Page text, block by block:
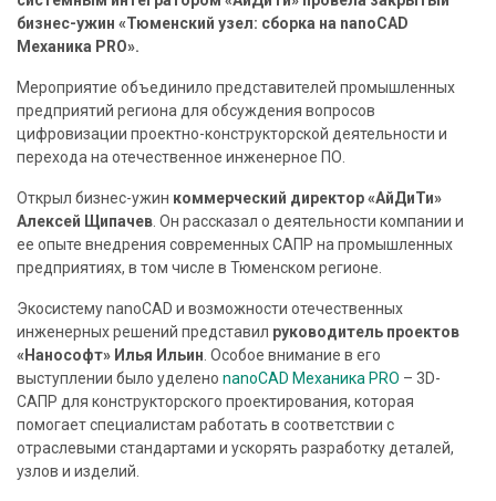
е
О
б
у
е
н
и
А
к
ц
и
и
бизнес-ужин «Тюменский узел: сборка на nanoCAD
Механика PRO».
Мероприятие объединило представителей промышленных
предприятий региона для обсуждения вопросов
цифровизации проектно-конструкторской деятельности и
перехода на отечественное инженерное ПО.
Открыл бизнес-ужин коммерческий директор «АйДиТи»
Алексей Щипачев . Он рассказал о деятельности компании и
ее опыте внедрения современных САПР на промышленных
предприятиях, в том числе в Тюменском регионе.
Экосистему nanoCAD и возможности отечественных
инженерных решений представил руководитель проектов
«Нанософт» Илья Ильин . Особое внимание в его
выступлении было уделено nanoCAD Механика PRO – 3D-
САПР для конструкторского проектирования, которая
помогает специалистам работать в соответствии с
отраслевыми стандартами и ускорять разработку деталей,
узлов и изделий.